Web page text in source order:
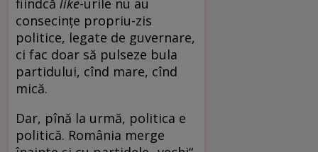
fiindcă like-urile nu au
consecințe propriu-zis
politice, legate de guvernare,
ci fac doar să pulseze bula
partidului, cînd mare, cînd
mică.
Dar, pînă la urmă, politica e
politică. România merge